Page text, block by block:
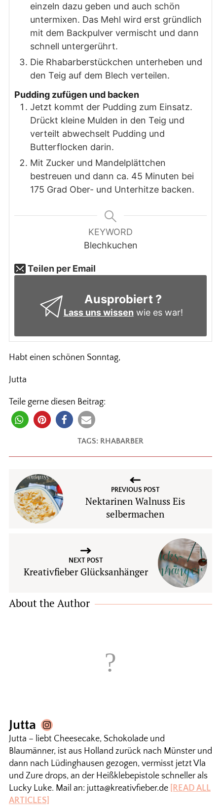
einzeln dazu geben und auch schön
untermixen. Das Mehl wird erst gründlich
mit dem Backpulver vermischt und dann
schnell untergerührt.
Die Rhabarberstückchen unterheben und
den Teig auf dem Blech verteilen.
Pudding zufügen und backen
Jetzt kommt der Pudding zum Einsatz.
Drückt kleine Mulden in den Teig und
verteilt abwechselt Pudding und
Butterflocken darin.
Mit Zucker und Mandelplättchen
bestreuen und dann ca. 45 Minuten bei
175 Grad Ober- und Unterhitze backen.
KEYWORD
Blechkuchen
Teilen per Email
Ausprobiert ?
Lass uns wissen wie es war!
Habt einen schönen Sonntag,
Jutta
Teile gerne diesen Beitrag:
TAGS: RHABARBER
PREVIOUS POST
Nektarinen Walnuss Eis
selbermachen
NEXT POST
Kreativfieber Glücksanhänger
About the Author
Jutta
Jutta – liebt Cheesecake, Schokolade und
Blaumänner, ist aus Holland zurück nach Münster und
dann nach Lüdinghausen gezogen, vermisst jetzt Vla
und Zure drops, an der Heißklebepistole schneller als
Lucky Luke. Mail an: jutta@kreativfieber.de [READ ALL
ARTICLES]